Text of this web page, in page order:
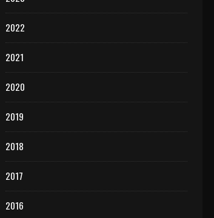
2022
2021
2020
2019
2018
2017
2016